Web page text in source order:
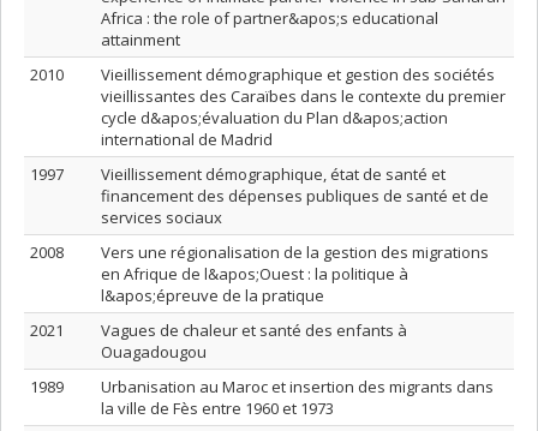
Africa : the role of partner&apos;s educational
attainment
2010
Vieillissement démographique et gestion des sociétés
vieillissantes des Caraïbes dans le contexte du premier
cycle d&apos;évaluation du Plan d&apos;action
international de Madrid
1997
Vieillissement démographique, état de santé et
financement des dépenses publiques de santé et de
services sociaux
2008
Vers une régionalisation de la gestion des migrations
en Afrique de l&apos;Ouest : la politique à
l&apos;épreuve de la pratique
2021
Vagues de chaleur et santé des enfants à
Ouagadougou
1989
Urbanisation au Maroc et insertion des migrants dans
la ville de Fès entre 1960 et 1973